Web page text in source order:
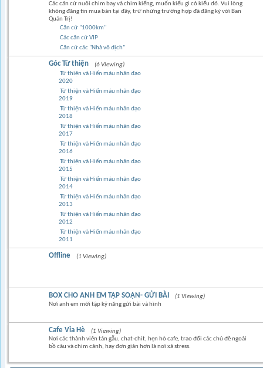
Các căn cứ nuôi chim bay và chim kiểng, muốn kiểu gì có kiểu đó. Vui lòng
không đăng tin mua bán tại đây, trừ những trường hợp đã đăng ký với Ban
Quản Trị!
Căn cứ "1000km"
Các căn cứ VIP
Căn cứ các "Nhà vô địch"
Góc Từ thiện
(6 Viewing)
Từ thiện và Hiến máu nhân đạo
2020
Từ thiện và Hiến máu nhân đạo
2019
Từ thiện và Hiến máu nhân đạo
2018
Từ thiện và Hiến máu nhân đạo
2017
Từ thiện và Hiến máu nhân đạo
2016
Từ thiện và Hiến máu nhân đạo
2015
Từ thiện và Hiến máu nhân đạo
2014
Từ thiện và Hiến máu nhân đạo
2013
Từ thiện và Hiến máu nhân đạo
2012
Từ thiện và Hiến máu nhân đạo
2011
Offline (1 Viewing)
BOX CHO ANH EM TẬP SOẠN- GỬI BÀI
(1 Viewing)
Nơi anh em mới tập kỹ năng gửi bài và hình
Cafe Vỉa Hè
(1 Viewing)
Nơi các thành viên tán gẫu, chat-chit, hẹn hò cafe, trao đổi các chủ đề ngoài
bồ câu và chim cảnh, hay đơn giản hơn là nơi xả stress.